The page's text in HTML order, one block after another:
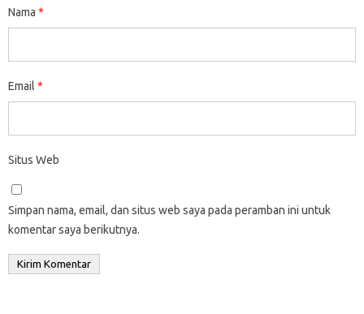
Nama *
Email *
Situs Web
Simpan nama, email, dan situs web saya pada peramban ini untuk
komentar saya berikutnya.